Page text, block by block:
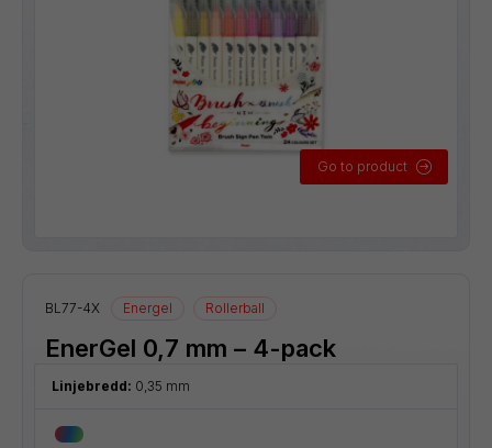
Go to product
BL77-4X Energel Rollerball
EnerGel 0,7 mm – 4-pack
Linjebredd: 0,35 mm